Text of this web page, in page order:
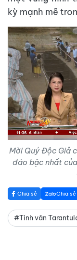
kỳ mạnh mẽ
Mời Quý Độc Giả
đáo bậc nhất
Chia sẻ Chia sẻ
#Tinh vân